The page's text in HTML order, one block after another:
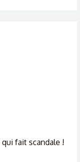
fait scandale !